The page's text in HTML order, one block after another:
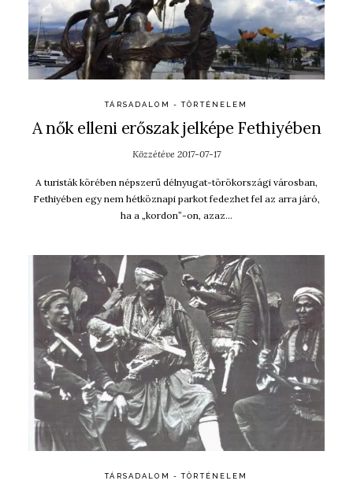
TÁRSADALOM - TÖRTÉNELEM
A nők elleni erőszak jelképe Fethiyében
Közzétéve 2017-07-17
A turisták körében népszerű délnyugat-törökországi városban,
Fethiyében egy nem hétköznapi parkot fedezhet fel az arra járó,
ha a „kordon”-on, azaz…
TÁRSADALOM - TÖRTÉNELEM